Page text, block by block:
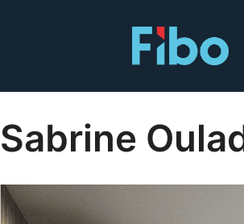
Sabrine